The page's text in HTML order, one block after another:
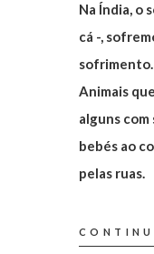
Na Índia, o
cá -,
sofrimento.
Animais
alguns com
bebés ao
pelas ruas.